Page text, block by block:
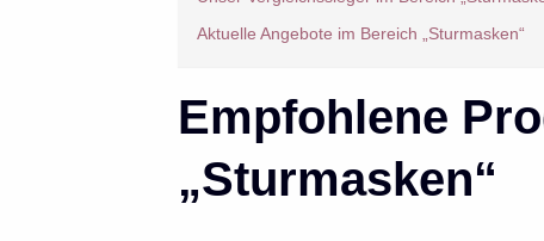
Aktuelle Angebote im Bereich „Sturmasken“
Empfohlene
„Sturmasken“